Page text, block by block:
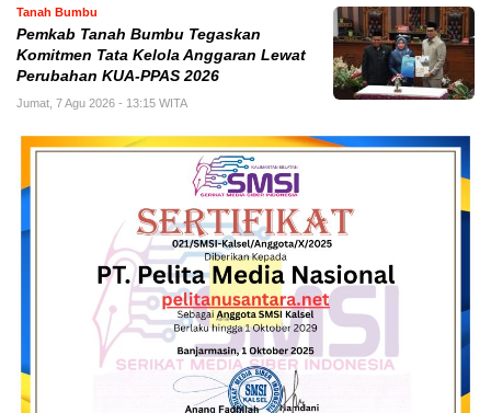
Tanah Bumbu
Pemkab Tanah Bumbu Tegaskan
Komitmen Tata Kelola Anggaran Lewat
Perubahan KUA-PPAS 2026
Jumat, 7 Agu 2026 - 13:15 WITA